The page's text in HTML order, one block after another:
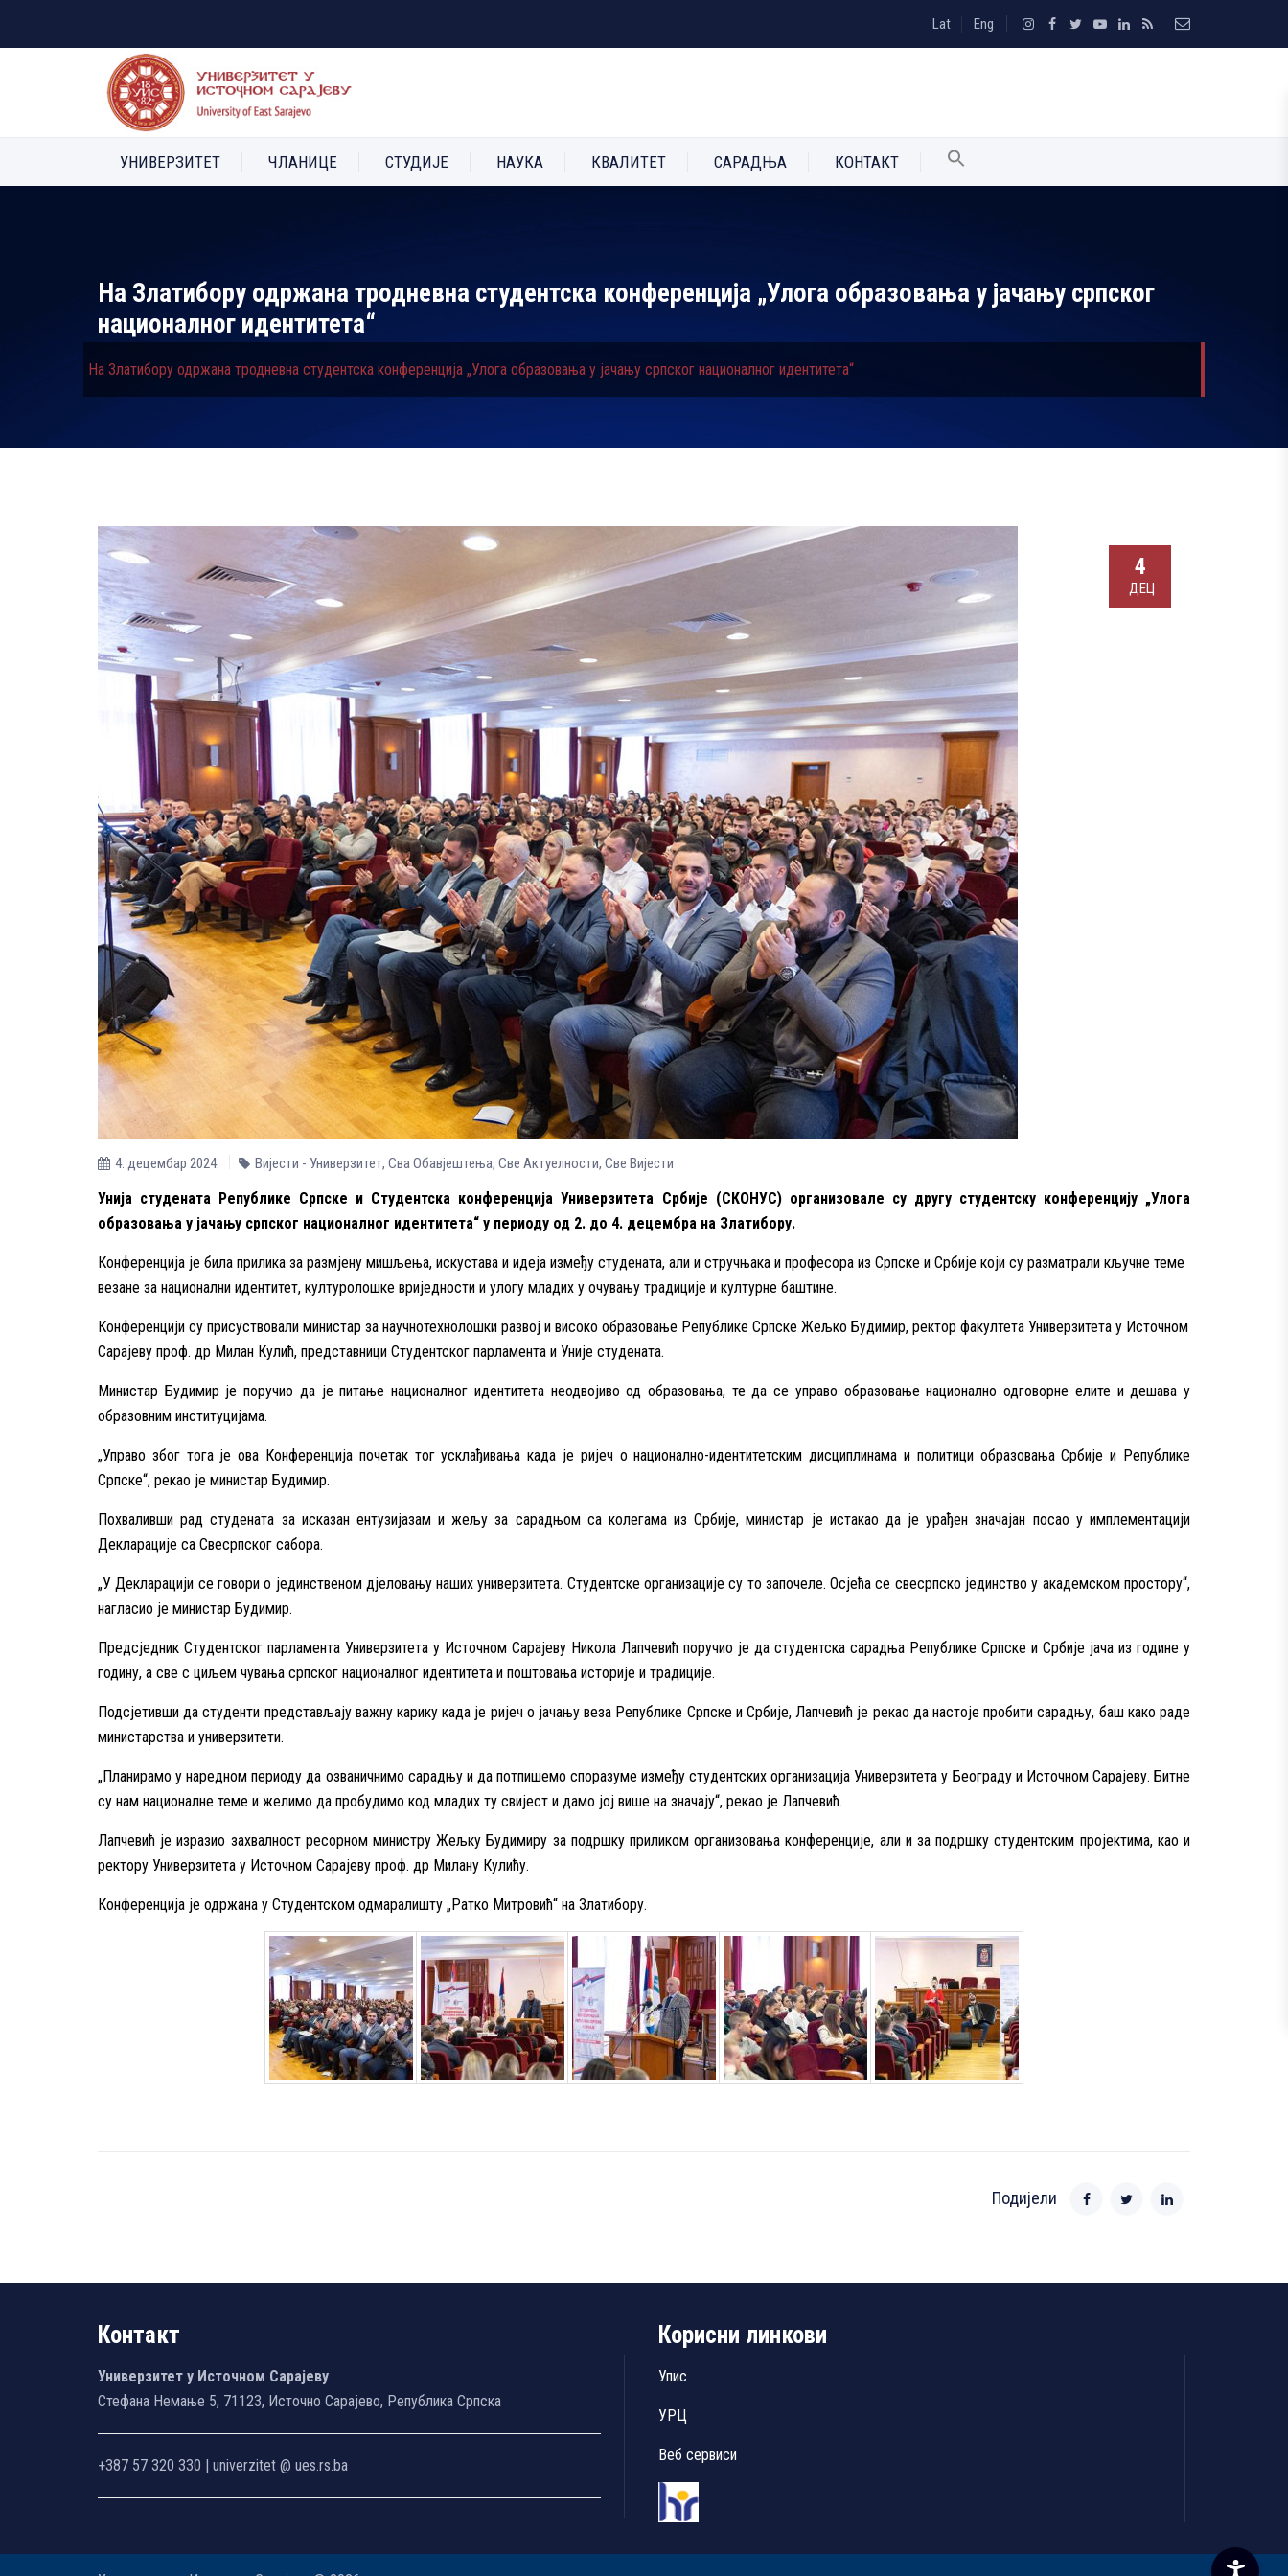
Lat Eng
УНИВЕРЗИТЕТ ЧЛАНИЦЕ СТУДИЈЕ НАУКА КВАЛИТЕТ САРАДЊА КОНТАКТ
На Златибору одржана тродневна студентска конференција „Улога образовања у јачању српског
националног идентитета“
На Златибору одржана тродневна студентска конференција „Улога образовања у јачању српског националног идентитета“
4
ДЕЦ
4. децембар 2024. Вијести - Универзитет, Сва Обавјештења, Све Aктуелности, Све Вијести
Унија студената Републике Српске и Студентска конференција Универзитета Србије (СКОНУС) организовале су другу студентску конференцију „Улога
образовања у јачању српског националног идентитета“ у периоду од 2. до 4. децембра на Златибору.
Конференција је била прилика за размјену мишљења, искустава и идеја између студената, али и стручњака и професора из Српске и Србије који су разматрали кључне теме
везане за национални идентитет, културолошке вриједности и улогу младих у очувању традиције и културне баштине.
Конференцији су присуствовали министар за научнотехнолошки развој и високо образовање Републике Српске Жељко Будимир, ректор факултета Универзитета у Источном
Сарајеву проф. др Милан Кулић, представници Студентског парламента и Уније студената.
Министар Будимир је поручио да је питање националног идентитета неодвојиво од образовања, те да се управо образовање национално одговорне елите и дешава у
образовним институцијама.
„Управо због тога је ова Конференција почетак тог усклађивања када је ријеч о национално-идентитетским дисциплинама и политици образовања Србије и Републике
Српске“, рекао је министар Будимир.
Похваливши рад студената за исказан ентузијазам и жељу за сарадњом са колегама из Србије, министар је истакао да је урађен значајан посао у имплементацији
Декларације са Свесрпског сабора.
„У Декларацији се говори о јединственом д‌јеловању наших универзитета. Студентске организације су то започеле. Осјећа се свесрпско јединство у академском простору“,
нагласио је министар Будимир.
Предсједник Студентског парламента Универзитета у Источном Сарајеву Никола Лапчевић поручио је да студентска сарадња Републике Српске и Србије јача из године у
годину, а све с циљем чувања српског националног идентитета и поштовања историје и традиције.
Подсјетивши да студенти представљају важну карику када је ријеч о јачању веза Републике Српске и Србије, Лапчевић је рекао да настоје пробити сарадњу, баш како раде
министарства и универзитети.
„Планирамо у наредном периоду да озваничнимо сарадњу и да потпишемо споразуме између студентских организација Универзитета у Београду и Источном Сарајеву. Битне
су нам националне теме и желимо да пробудимо код младих ту свијест и дамо јој више на значају“, рекао је Лапчевић.
Лапчевић је изразио захвалност ресорном министру Жељку Будимиру за подршку приликом организовања конференције, али и за подршку студентским пројектима, као и
ректору Универзитета у Источном Сарајеву проф. др Милану Кулићу.
Конференција је одржана у Студентском одмаралишту „Ратко Митровић“ на Златибору.
Подијели
Контакт
Универзитет у Источном Сарајеву
Стефана Немање 5, 71123, Источно Сарајево, Република Српска
+387 57 320 330 | univerzitet @ ues.rs.ba
Корисни линкови
Упис
УРЦ
Веб сервиси